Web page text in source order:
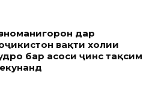
дар
вақти холии
бар асоси ҷинс тақсим